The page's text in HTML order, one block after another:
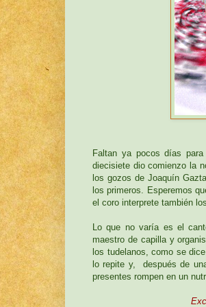
Faltan ya pocos días
diecisiete dio comienzo la
los gozos de Joaquín
los primeros. Esperemos
el coro interprete también
Lo que no varía es el
maestro de capilla y
los tudelanos, como se
lo repite y, después de
presentes rompen en un